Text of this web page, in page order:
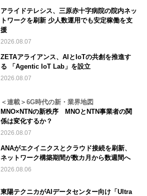
アライドテレシス、三原赤十字病院の院内ネッ
トワークを刷新 少人数運用でも安定稼働を支
援
2026.08.07
ZETAアライアンス、AIとIoTの共創を推進す
る 「Agentic IoT Lab」を設立
2026.08.07
＜連載＞6G時代の新・業界地図
MNO×NTNの新秩序 MNOとNTN事業者の関
係は変化するか？
2026.08.07
ANAがエクイニクスとクラウド接続を刷新、
ネットワーク構築期間が数カ月から数週間へ
2026.08.06
東陽テクニカがAIデータセンター向け「Ultra